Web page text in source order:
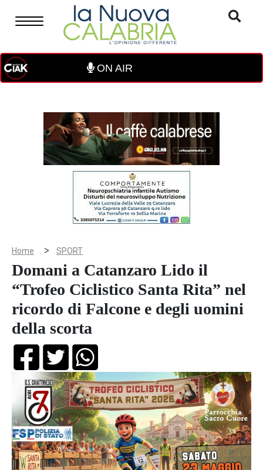
ON AIR
Home > SPORT
Domani a Catanzaro Lido il
“Trofeo Ciclistico Santa Rita” nel
ricordo di Falcone e degli uomini
della scorta